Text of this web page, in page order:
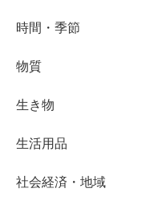
時間・季節
物質
生き物
生活用品
社会経済・地域